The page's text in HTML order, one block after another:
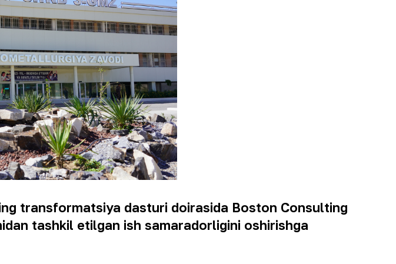
transformatsiya dasturi doirasida Boston Consulting
tashkil etilgan ish samaradorligini oshirishga